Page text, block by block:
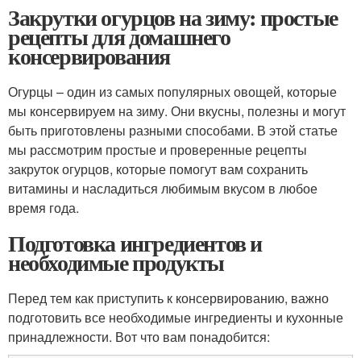
Закрутки огурцов на зиму: простые
рецепты для домашнего
консервирования
Огурцы – один из самых популярных овощей, которые
мы консервируем на зиму. Они вкусны, полезны и могут
быть приготовлены разными способами. В этой статье
мы рассмотрим простые и проверенные рецепты
закруток огурцов, которые помогут вам сохранить
витамины и насладиться любимым вкусом в любое
время года.
Подготовка ингредиентов и
необходимые продукты
Перед тем как приступить к консервированию, важно
подготовить все необходимые ингредиенты и кухонные
принадлежности. Вот что вам понадобится: